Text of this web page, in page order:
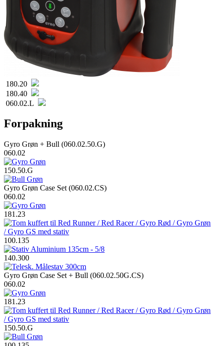
180.20
180.40
060.02.L
Forpakning
Gyro Grøn + Bull (060.02.50.G)
060.02
150.50.G
Gyro Grøn Case Set (060.02.CS)
060.02
181.23
100.135
140.300
Gyro Grøn Case Set + Bull (060.02.50G.CS)
060.02
181.23
150.50.G